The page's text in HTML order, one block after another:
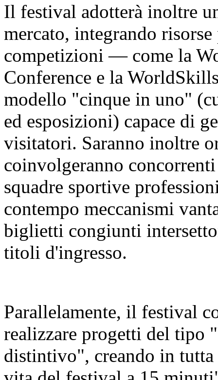
Il festival adotterà inoltre
mercato, integrando
competizioni — come la
Conference e la
modello "cinque in uno"
ed esposizioni) capace di
visitatori. Saranno inoltre
coinvolgeranno
squadre sportive
contempo meccanismi
biglietti congiunti
titoli d'ingresso.
Parallelamente, il festival
realizzare progetti del tipo
distintivo", creando in